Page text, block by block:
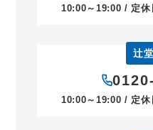
10:00～19:00 / 定休
辻
10:00～19:00 / 定休